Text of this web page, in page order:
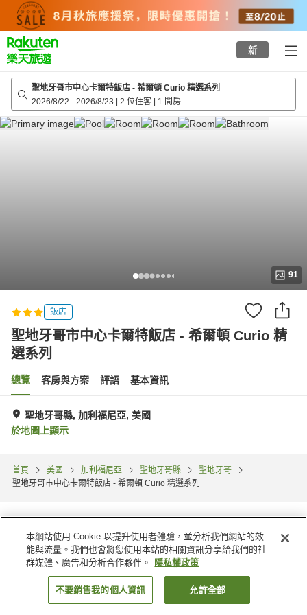
top
page
新
聖地牙哥市中心卡爾特飯店 - 希爾頓 Curio 精選系列
2026/8/22 - 2026/8/23 | 2 位住客 | 1 間房
91
飯店
聖地牙哥市中心卡爾特飯店 - 希爾頓 Curio 精
選系列
總覽 客房與方案 評語 基本資訊
聖地牙哥縣, 加利福尼亞, 美國
於地圖上顯示
首頁 美國 加利福尼亞 聖地牙哥縣
聖地牙哥
聖地牙哥市中心卡爾特飯店 - 希爾頓 Curio 精選系列
找客房
本網站使用 Cookie 以提升使用者體驗，並分析我們網站的效
能與流量。我們也會將您使用本站的相關資訊分享給我們的社
群媒體、廣告和分析合作夥伴。
隱私權政策
不要銷售我的個人資訊 允許全部